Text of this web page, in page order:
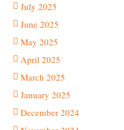
July 2025
June 2025
May 2025
April 2025
March 2025
January 2025
December 2024